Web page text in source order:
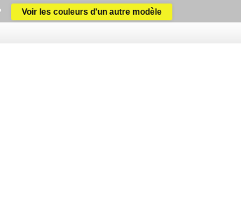
Voir les couleurs d'un autre modèle